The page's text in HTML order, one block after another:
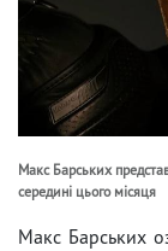
Макс Барських
середині цього місяця
Макс Барських